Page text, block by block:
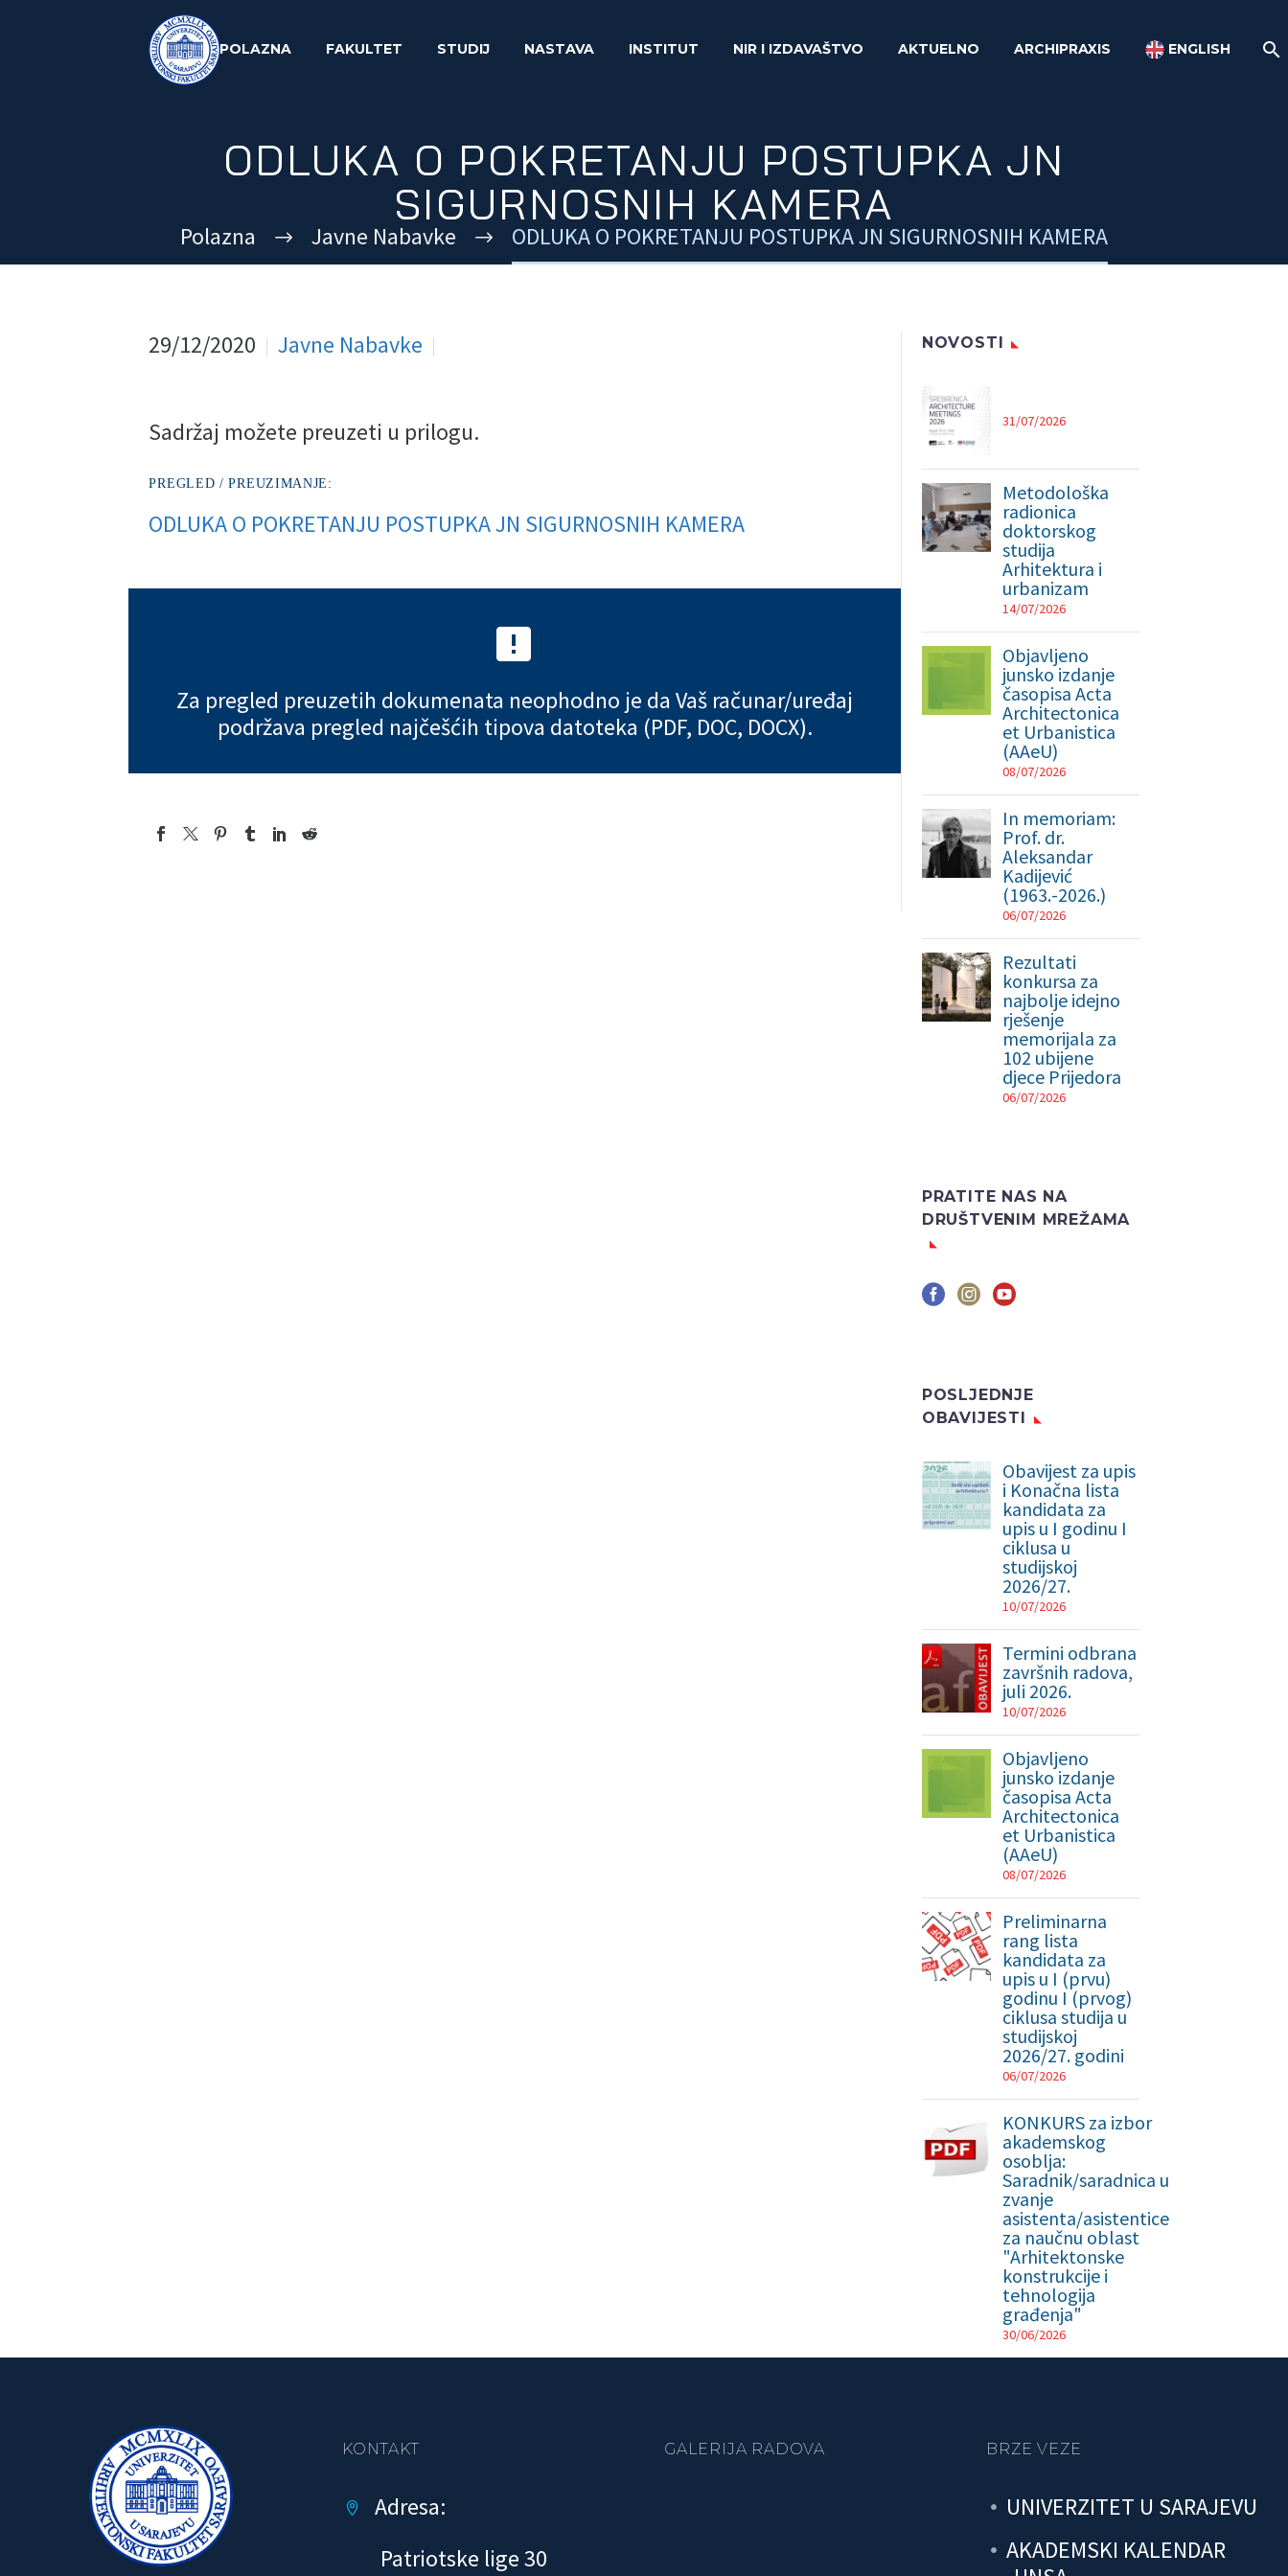
POLAZNA FAKULTET STUDIJ NASTAVA INSTITUT NIR I IZDAVAŠTVO AKTUELNO ARCHIPRAXIS ENGLISH
ODLUKA O POKRETANJU POSTUPKA JN
SIGURNOSNIH KAMERA
Polazna Javne Nabavke ODLUKA O POKRETANJU POSTUPKA JN SIGURNOSNIH KAMERA
29/12/2020 Javne Nabavke
Sadržaj možete preuzeti u prilogu.
PREGLED / PREUZIMANJE:
ODLUKA O POKRETANJU POSTUPKA JN SIGURNOSNIH KAMERA


Za pregled preuzetih dokumenata neophodno je da Vaš računar/uređaj
podržava pregled najčešćih tipova datoteka (PDF, DOC, DOCX).
NOVOSTI
31/07/2026
Metodološka
radionica
doktorskog
studija
Arhitektura i
urbanizam
14/07/2026
Objavljeno
junsko izdanje
časopisa Acta
Architectonica
et Urbanistica
(AAeU)
08/07/2026
In memoriam:
Prof. dr.
Aleksandar
Kadijević
(1963.-2026.)
06/07/2026
Rezultati
konkursa za
najbolje idejno
rješenje
memorijala za
102 ubijene
djece Prijedora
06/07/2026
PRATITE NAS NA
DRUŠTVENIM MREŽAMA
POSLJEDNJE
OBAVIJESTI
Obavijest za upis
i Konačna lista
kandidata za
upis u I godinu I
ciklusa u
studijskoj
2026/27.
10/07/2026
Termini odbrana
završnih radova,
juli 2026.
10/07/2026
Objavljeno
junsko izdanje
časopisa Acta
Architectonica
et Urbanistica
(AAeU)
08/07/2026
Preliminarna
rang lista
kandidata za
upis u I (prvu)
godinu I (prvog)
ciklusa studija u
studijskoj
2026/27. godini
06/07/2026
KONKURS za izbor
akademskog
osoblja:
Saradnik/saradnica u
zvanje
asistenta/asistentice
za naučnu oblast
"Arhitektonske
konstrukcije i
tehnologija
građenja"
30/06/2026
KONTAKT


Adresa:
Patriotske lige 30
GALERIJA RADOVA BRZE VEZE
UNIVERZITET U SARAJEVU
AKADEMSKI KALENDAR